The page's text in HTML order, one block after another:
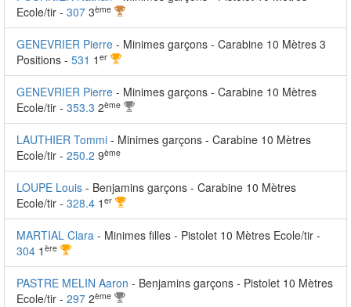
Ecole/tir - 307 3ème
GENEVRIER Pierre - Minimes garçons - Carabine 10 Mètres 3
Positions - 531 1 er
GENEVRIER Pierre - Minimes garçons - Carabine 10 Mètres
Ecole/tir - 353.3 2ème
LAUTHIER Tommi - Minimes garçons - Carabine 10 Mètres
Ecole/tir - 250.2 9ème
LOUPE Louis - Benjamins garçons - Carabine 10 Mètres
Ecole/tir - 328.4 1 er
MARTIAL Clara - Minimes filles - Pistolet 10 Mètres Ecole/tir -
304 1 ère
PASTRE MELIN Aaron - Benjamins garçons - Pistolet 10 Mètres
Ecole/tir - 297 2ème